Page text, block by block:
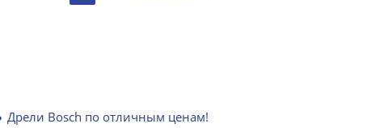
Дрели Bosch по отличным ценам!